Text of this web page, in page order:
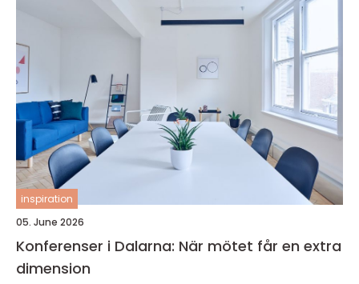
inspiration
05. June 2026
Konferenser i Dalarna: När mötet får en extra
dimension